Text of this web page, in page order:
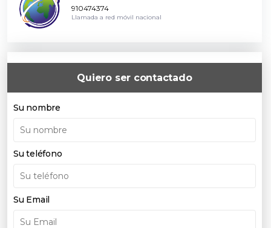
910474374
Llamada a red móvil nacional
Quiero ser contactado
Su nombre
Su teléfono
Su Email